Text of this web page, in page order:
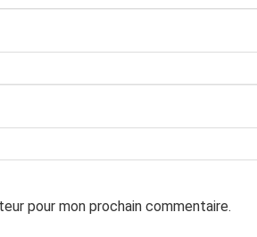
pour mon prochain commentaire.